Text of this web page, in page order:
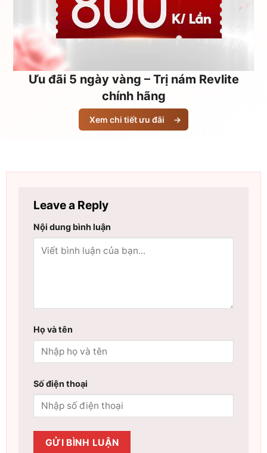
Ưu đãi 5 ngày vàng – Trị nám Revlite
chính hãng
Xem chi tiết ưu đãi →
Leave a Reply
Nội dung bình luận
Họ và tên
Số điện thoại